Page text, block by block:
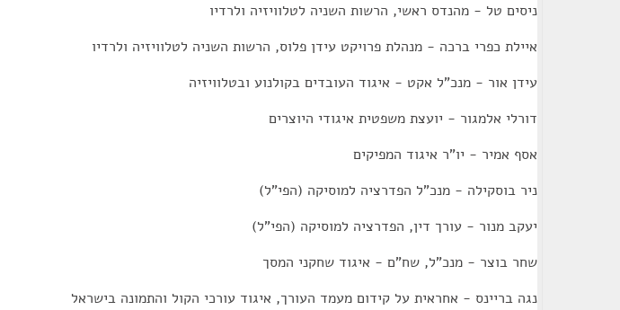
ניסים טל - מהנדס ראשי, הרשות השניה לטלוויזיה ולרדיו
איילת כפרי ברכה - מנהלת פרויקט עידן פלוס, הרשות השניה לטלוויזיה ולרדיו
עידן אור - מנכ"ל אקט - איגוד העובדים בקולנוע ובטלוויזיה
דורלי אלמגור - יועצת משפטית איגודי היוצרים
אסף אמיר - יו"ר איגוד המפיקים
ניר בוסקילה - מנכ"ל הפדרציה למוסיקה (הפי"ל)
יעקב מנור - עורך דין, הפדרציה למוסיקה (הפי"ל)
שחר בוצר - מנכ"ל, שח"ם - איגוד שחקני המסך
נגה בריינס - אחראית על קידום מעמד העורך, איגוד עורכי הקול והתמונה בישראל